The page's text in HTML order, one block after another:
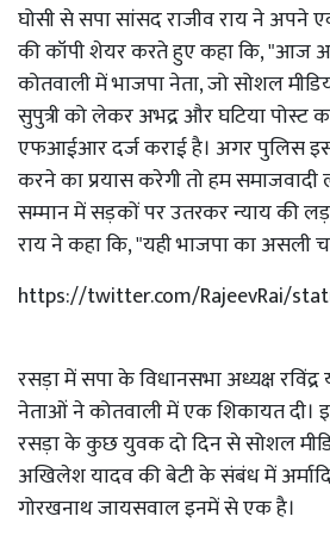
घोसी से सपा सांसद राजीव राय ने
की कॉपी शेयर करते हुए कहा कि, "आज
कोतवाली में भाजपा नेता, जो सोशल
सुपुत्री को लेकर अभद्र और घटिया पोस्ट
एफआईआर दर्ज कराई है। अगर पुलिस इस
करने का प्रयास करेगी तो हम
सम्मान में सड़कों पर उतरकर न्याय की
राय ने कहा कि, "यही भाजपा का असली
https://twitter.com/RajeevRai/
रसड़ा में सपा के विधानसभा अध्यक्ष रविंद्र
नेताओं ने कोतवाली में एक शिकायत दी।
रसड़ा के कुछ युवक दो दिन से सोशल
अखिलेश यादव की बेटी के संबंध में
गोरखनाथ जायसवाल इनमें से एक है।